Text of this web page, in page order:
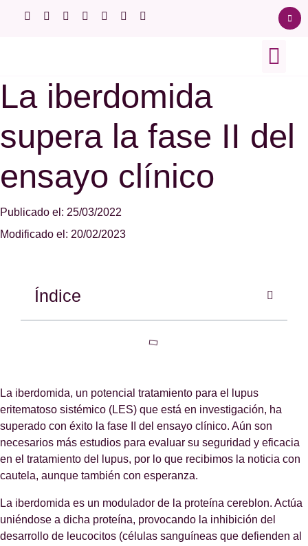
La iberdomida
supera la fase II del
ensayo clínico
Publicado el: 25/03/2022
Modificado el: 20/02/2023
Índice
La iberdomida, un potencial tratamiento para el lupus
eritematoso sistémico (LES) que está en investigación, ha
superado con éxito la fase II del ensayo clínico. Aún son
necesarios más estudios para evaluar su seguridad y eficacia
en el tratamiento del lupus, por lo que recibimos la noticia con
cautela, aunque también con esperanza.
La iberdomida es un modulador de la proteína cereblon. Actúa
uniéndose a dicha proteína, provocando la inhibición del
desarrollo de leucocitos (células sanguíneas que defienden al